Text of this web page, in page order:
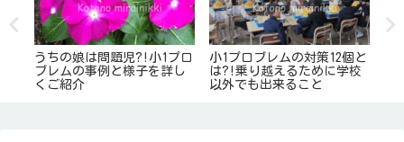
うちの娘は問題児?!小1プロ
ブレムの事例と様子を詳し
くご紹介
小1プロブレムの対策12個と
は?!乗り越えるために学校
以外でも出来ること